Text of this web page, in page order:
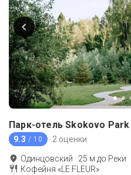
Парк-отель Skokovo Park
9.3 / 10 2 оценки
Одинцовский · 25 м до Реки
Кофейня «LE FLEUR»